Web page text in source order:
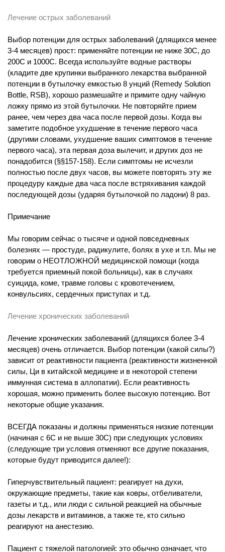
Лечение острых заболеваний
Выбор потенции для острых заболеваний (длящихся менее
3-4 месяцев) прост: применяйте потенции не ниже 30С, до
200С и 1000С. Всегда используйте водные растворы
(кладите две крупинки выбранного лекарства выбранной
потенции в бутылочку емкостью 8 унций (Remedy Solution
Bottle, RSB), хорошо размешайте и примите одну чайную
ложку прямо из этой бутылочки. Не повторяйте прием
ранее, чем через два часа после первой дозы. Когда вы
заметите подобное ухудшение в течение первого часа
(другими словами, ухудшение ваших симптомов в течение
первого часа), эта первая доза вылечит, и других доз не
понадобится (§§157-158). Если симптомы не исчезли
полностью после двух часов, вы можете повторять эту же
процедуру каждые два часа после встряхивания каждой
последующей дозы (ударяя бутылочкой по ладони) 8 раз.
Примечание
Мы говорим сейчас о тысяче и одной повседневных
болезнях — простуде, радикулите, болях в ухе и т.п. Мы не
говорим о НЕОТЛОЖНОЙ медицинской помощи (когда
требуется приемный покой больницы), как в случаях
суицида, коме, травме головы с кровотечением,
конвульсиях, сердечных приступах и т.д.
Лечение хронических заболеваний
Лечение хронических заболеваний (длящихся более 3-4
месяцев) очень отличается. Выбор потенции (какой силы?)
зависит от реактивности пациента (реактивности жизненной
силы, Ци в китайской медицине и в некоторой степени
иммунная система в аллопатии). Если реактивность
хорошая, можно применить более высокую потенцию. Вот
некоторые общие указания.
ВСЕГДА показаны и должны применяться низкие потенции
(начиная с 6С и не выше 30С) при следующих условиях
(следующие три условия отменяют все другие показания,
которые будут приводится далее!):
Гиперчувствительный пациент: реагирует на духи,
окружающие предметы, такие как ковры, отбеливатели,
газеты и т.д., или люди с сильной реакцией на обычные
дозы лекарств и витаминов, а также те, кто сильно
реагируют на анестезию.
Пациент с тяжелой патологией: это обычно означает, что